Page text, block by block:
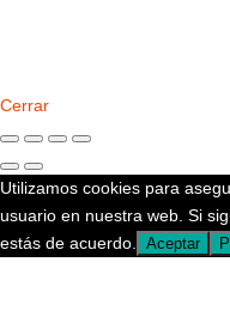
Cerrar
Utilizamos cookies para
usuario en nuestra web. Si
estás de acuerdo.
Aceptar